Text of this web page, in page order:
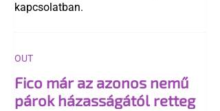
kapcsolatban.
Fico már az azonos nemű
párok házasságától retteg
OUT